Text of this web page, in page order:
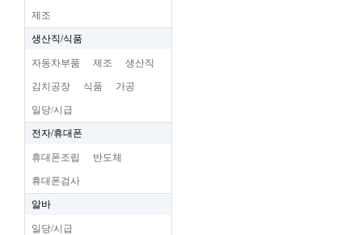
제조
생산직/식품
자동차부품 제조 생산직
김치공장 식품 가공
일당/시급
전자/휴대폰
휴대폰조립 반도체
휴대폰검사
알바
일당/시급